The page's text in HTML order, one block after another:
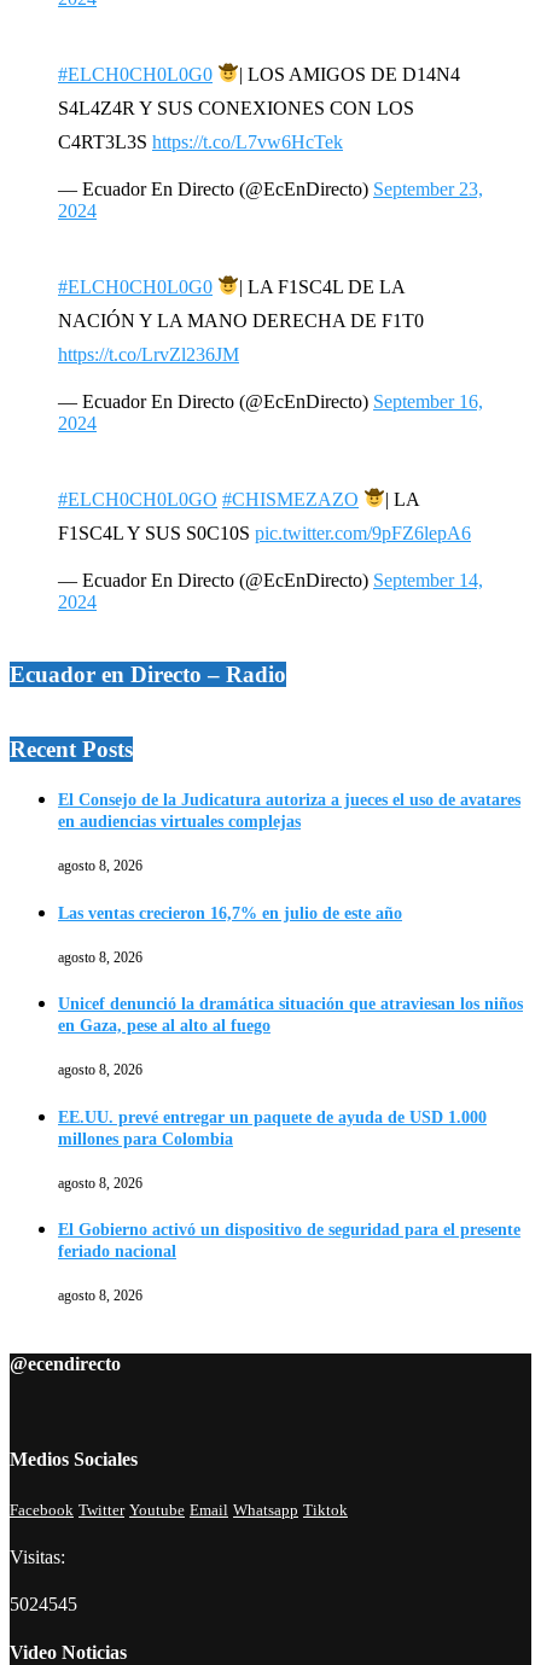
#ELCH0CH0L0G0
| LOS AMIGOS DE D14N4
S4L4Z4R Y SUS CONEXIONES CON LOS
C4RT3L3S https://t.co/L7vw6HcTek
— Ecuador En Directo (@EcEnDirecto) September 23,
2024
#ELCH0CH0L0G0
| LA F1SC4L DE LA
NACIÓN Y LA MANO DERECHA DE F1T0
https://t.co/LrvZl236JM
— Ecuador En Directo (@EcEnDirecto) September 16,
2024
#ELCH0CH0L0GO #CHISMEZAZO
| LA
F1SC4L Y SUS S0C10S pic.twitter.com/9pFZ6lepA6
— Ecuador En Directo (@EcEnDirecto) September 14,
2024
Ecuador en Directo – Radio
Recent Posts
El Consejo de la Judicatura autoriza a jueces el uso de avatares
en audiencias virtuales complejas
agosto 8, 2026
Las ventas crecieron 16,7% en julio de este año
agosto 8, 2026
Unicef denunció la dramática situación que atraviesan los niños
en Gaza, pese al alto al fuego
agosto 8, 2026
EE.UU. prevé entregar un paquete de ayuda de USD 1.000
millones para Colombia
agosto 8, 2026
El Gobierno activó un dispositivo de seguridad para el presente
feriado nacional
agosto 8, 2026
@ecendirecto
Medios Sociales
Facebook Twitter Youtube Email Whatsapp Tiktok
Visitas:
5024545
Video Noticias